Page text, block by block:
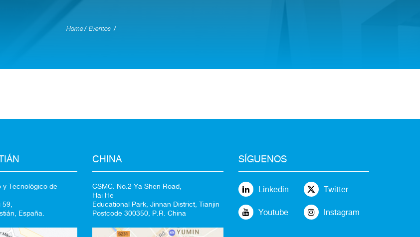
Home Eventos
100%
Redirigiendo a
y Tecnológico de
España.
CHINA
CSMC. No.2 Ya Shen Road,
Hai He
Educational Park, Jinnan District, Tianjin
Postcode 300350, P.R. China
SÍGUENOS
Linkedin Twitter
Youtube Instagram